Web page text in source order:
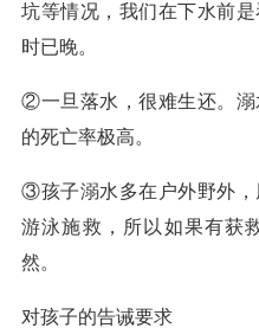
坑等情况，我们在下水前
时已晚。
②一旦落水，很难生还。溺
的死亡率极高。
③孩子溺水多在户外野外
游泳施救，所以如果有获
然。
对孩子的告诫要求